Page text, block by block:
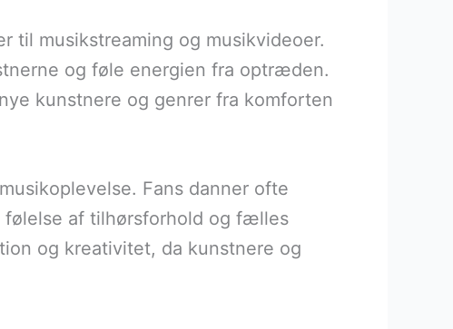
til musikstreaming og musikvideoer.
og føle energien fra optræden.
kunstnere og genrer fra komforten
Fans danner ofte
følelse af tilhørsforhold og fælles
og kreativitet, da kunstnere og